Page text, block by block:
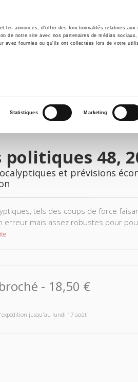
les annonces, d'offrir des fonctionnalités relatives
de notre site avec nos partenaires de médias
avez fournies ou qu'ils ont collectées lors de votre
Statistiques Marketing
Histoire
politiques 48,
et prévisions
tels des coups de force
erreur mais assez robustes pour
- 18,50 €
jusqu'au lundi 17 août